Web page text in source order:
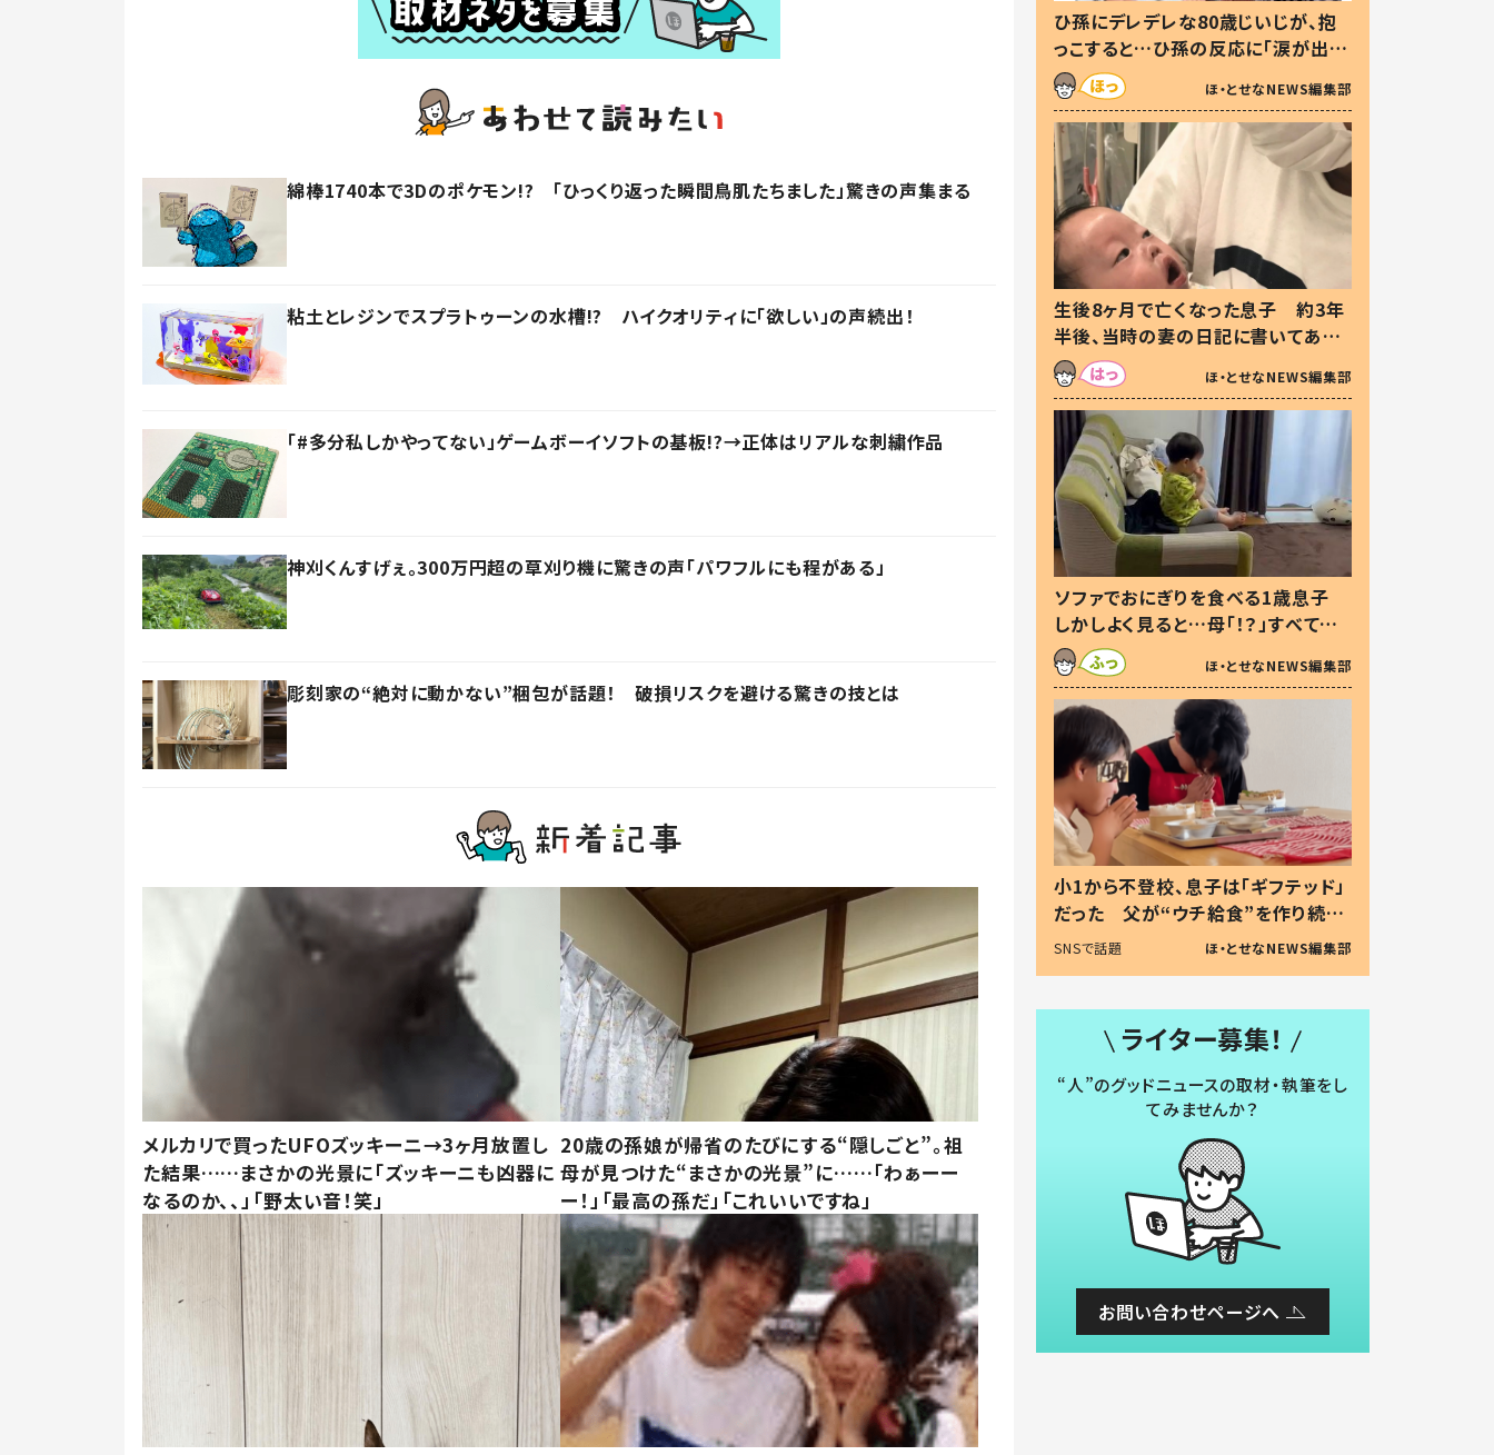
綿棒1740本で3Dのポケモン!? 「ひっくり返った瞬間鳥肌たちました」驚きの声集まる
粘土とレジンでスプラトゥーンの水槽!? ハイクオリティに「欲しい」の声続出！
「#多分私しかやってない」ゲームボーイソフトの基板!?→正体はリアルな刺繍作品
神刈くんすげぇ。300万円超の草刈り機に驚きの声「パワフルにも程がある」
彫刻家の“絶対に動かない”梱包が話題！ 破損リスクを避ける驚きの技とは
メルカリで買ったUFOズッキーニ→3ヶ月放置し
た結果……まさかの光景に「ズッキーニも凶器に
なるのか、、」「野太い音！笑」
20歳の孫娘が帰省のたびにする“隠しごと”。祖
母が見つけた“まさかの光景”に……「わぁーー
ー！」「最高の孫だ」「これいいですね」
ひ孫にデレデレな80歳じいじが、抱
っこすると…ひ孫の反応に「涙が出ま
した」「可愛くて仕方ない」
ほ・とせなNEWS編集部
生後8ヶ月で亡くなった息子 約3年
半後、当時の妻の日記に書いてあっ
た本音とは
ほ・とせなNEWS編集部
ソファでおにぎりを食べる1歳息子
しかしよく見ると…母「！？」すべてを
察した母の投稿に「可愛いから許
す！」「現行犯〜」
ほ・とせなNEWS編集部
小1から不登校、息子は「ギフテッド」
だった 父が“ウチ給食”を作り続け
る理由とは #令和の親 #令和の子
SNSで話題 ほ・とせなNEWS編集部
ライター募集！
“人”のグッドニュースの取材・執筆をし
てみませんか？
お問い合わせページへ